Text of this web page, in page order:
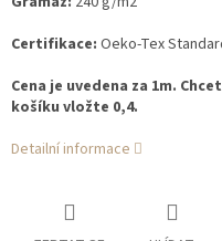
Certifikace: Oeko-Tex
Cena je uvedena za 1m.
košíku vložte 0,4.
Detailní informace